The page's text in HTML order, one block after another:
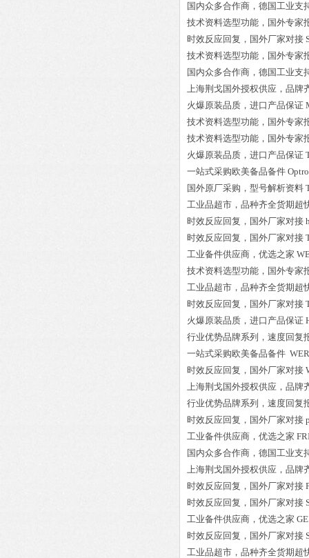
国内众多合作商，德国工业支
技术资料选型功能，国外专家
时效反应回复，国外厂家对接
技术资料选型功能，国外专家
国内众多合作商，德国工业支
上海荆戈国外授权供应，品牌
火爆原装品质，进口产品保证
技术资料选型功能，国外专家
技术资料选型功能，国外专家
火爆原装品质，进口产品保证
一站式采购欧美备品备件
国外原厂采购，型号解析资料
工业品超市，品种齐全货期超
时效反应回复，国外厂家对接
时效反应回复，国外厂家对接
工业备件供应商，优选之家
技术资料选型功能，国外专家
工业品超市，品种齐全货期超
时效反应回复，国外厂家对接
火爆原装品质，进口产品保证
行业优势品牌系列，速度回复
一站式采购欧美备品备件
时效反应回复，国外厂家对接
上海荆戈国外授权供应，品牌
行业优势品牌系列，速度回复
时效反应回复，国外厂家对接
工业备件供应商，优选之家
国内众多合作商，德国工业支
上海荆戈国外授权供应，品牌
时效反应回复，国外厂家对接
时效反应回复，国外厂家对接
工业备件供应商，优选之家
时效反应回复，国外厂家对接
工业品超市，品种齐全货期超